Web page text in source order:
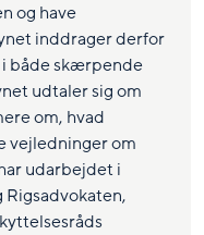
og have
inddrager derfor
både skærpende
udtaler sig om
om, hvad
vejledninger om
udarbejdet i